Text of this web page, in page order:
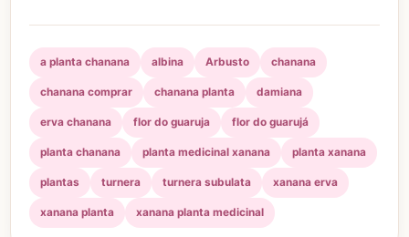
a planta chanana albina Arbusto chanana
chanana comprar chanana planta damiana
erva chanana flor do guaruja flor do guarujá
planta chanana planta medicinal xanana planta xanana
plantas turnera turnera subulata xanana erva
xanana planta xanana planta medicinal